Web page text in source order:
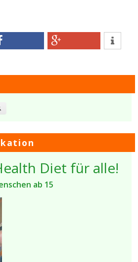
Diet für alle!
ab 15